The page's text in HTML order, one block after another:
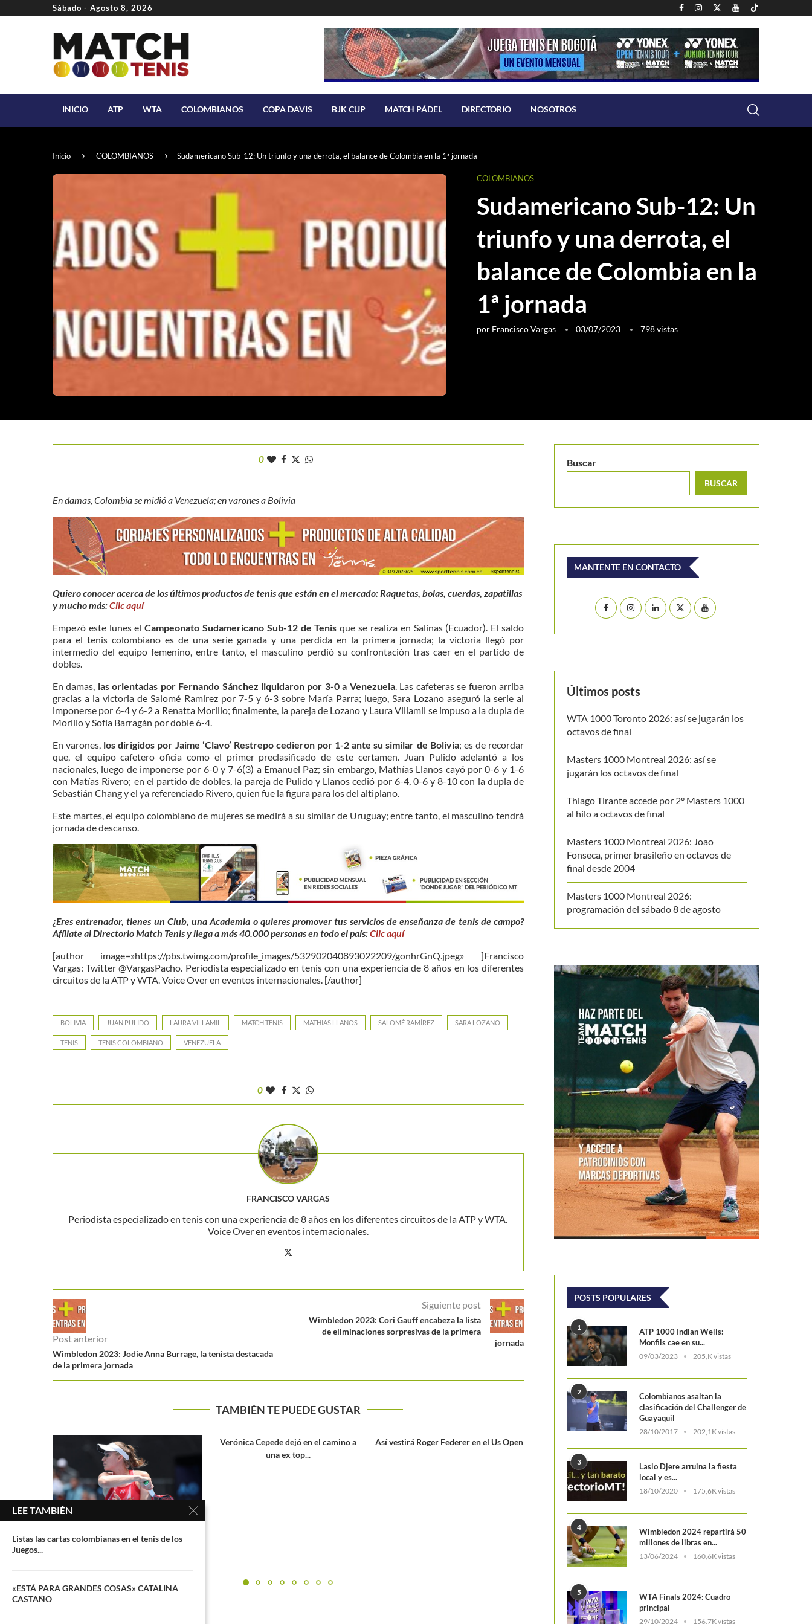
Sábado - Agosto 8, 2026
INICIO ATP WTA COLOMBIANOS COPA DAVIS BJK CUP MATCH PÁDEL DIRECTORIO NOSOTROS
Inicio COLOMBIANOS Sudamericano Sub-12: Un triunfo y una derrota, el balance de Colombia en la 1ª jornada
COLOMBIANOS
Sudamericano Sub-12: Un
triunfo y una derrota, el
balance de Colombia en la
1ª jornada
por Francisco Vargas 03/07/2023 798vistas
0
En damas, Colombia se midió a Venezuela; en varones a Bolivia
Quiero conocer acerca de los últimos productos de tenis que están en el mercado: Raquetas, bolas, cuerdas, zapatillas
y mucho más:Clic aquí
Empezó este lunes elCampeonato Sudamericano Sub-12 de Tenis que se realiza en Salinas (Ecuador). El saldo
para el tenis colombiano es de una serie ganada y una perdida en la primera jornada; la victoria llegó por
intermedio del equipo femenino, entre tanto, el masculino perdió su confrontación tras caer en el partido de
dobles.
En damas, las orientadas por Fernando Sánchez liquidaron por 3-0 a Venezuela. Las cafeteras se fueron arriba
gracias a la victoria de Salomé Ramírez por 7-5 y 6-3 sobre María Parra; luego, Sara Lozano aseguró la serie al
imponerse por 6-4 y 6-2 a Renatta Morillo; finalmente, la pareja de Lozano y Laura Villamil se impuso a la dupla de
Morillo y Sofía Barragán por doble 6-4.
En varones, los dirigidos por Jaime ‘Clavo’ Restrepo cedieron por 1-2 ante su similar de Bolivia; es de recordar
que, el equipo cafetero oficia como el primer preclasificado de este certamen. Juan Pulido adelantó a los
nacionales, luego de imponerse por 6-0 y 7-6(3) a Emanuel Paz; sin embargo, Mathías Llanos cayó por 0-6 y 1-6
con Matías Rivero; en el partido de dobles, la pareja de Pulido y Llanos cedió por 6-4, 0-6 y 8-10 con la dupla de
Sebastián Chang y el ya referenciado Rivero, quien fue la figura para los del altiplano.
Este martes, el equipo colombiano de mujeres se medirá a su similar de Uruguay; entre tanto, el masculino tendrá
jornada de descanso.
¿Eres entrenador, tienes un Club, una Academia o quieres promover tus servicios de enseñanza de tenis de campo?
Afíliate al Directorio Match Tenis y llega a más 40.000 personas en todo el país:Clic aquí
[author image=»https://pbs.twimg.com/profile_images/532902040893022209/gonhrGnQ.jpeg» ]Francisco
Vargas: Twitter @VargasPacho. Periodista especializado en tenis con una experiencia de 8 años en los diferentes
circuitos de la ATP y WTA. Voice Over en eventos internacionales. [/author]
BOLIVIA JUAN PULIDO LAURA VILLAMIL MATCH TENIS MATHIAS LLANOS SALOMÉ RAMÍREZ SARA LOZANO
TENIS TENIS COLOMBIANO VENEZUELA
0
FRANCISCO VARGAS
Periodista especializado en tenis con una experiencia de 8 años en los diferentes circuitos de la ATP y WTA.
Voice Over en eventos internacionales.
Post anterior
Wimbledon 2023: Jodie Anna Burrage, la tenista destacada
de la primera jornada
Siguiente post
Wimbledon 2023: Cori Gauff encabeza la lista
de eliminaciones sorpresivas de la primera
jornada
TAMBIÉN TE PUEDE GUSTAR
Verónica Cepede dejó en el camino a
una ex top...
Así vestirá Roger Federer en el Us Open
CON VIDA EN POPAYÁN
Buscar
BUSCAR
MANTENTE EN CONTACTO
Últimos posts
WTA 1000 Toronto 2026: así se jugarán los
octavos de final
Masters 1000 Montreal 2026: así se
jugarán los octavos de final
Thiago Tirante accede por 2° Masters 1000
al hilo a octavos de final
Masters 1000 Montreal 2026: Joao
Fonseca, primer brasileño en octavos de
final desde 2004
Masters 1000 Montreal 2026:
programación del sábado 8 de agosto
POSTS POPULARES
1
ATP 1000 Indian Wells:
Monfils cae en su...
09/03/2023 205,K vistas
2
Colombianos asaltan la
clasificación del Challenger de
Guayaquil
28/10/2017 202,1K vistas
3
Laslo Djere arruina la fiesta
local y es...
18/10/2020 175,6K vistas
4
Wimbledon 2024 repartirá 50
millones de libras en...
13/06/2024 160,6K vistas
5
WTA Finals 2024: Cuadro
principal
29/10/2024 156,7K vistas
LEE TAMBIÉN
Listas las cartas colombianas en el tenis de los
Juegos...
«ESTÁ PARA GRANDES COSAS» CATALINA
CASTAÑO